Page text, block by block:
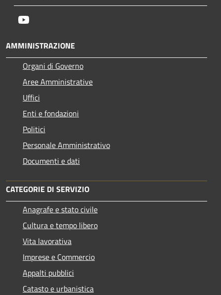
AMMINISTRAZIONE
Organi di Governo
Aree Amministrative
Uffici
Enti e fondazioni
Politici
Personale Amministrativo
Documenti e dati
CATEGORIE DI SERVIZIO
Anagrafe e stato civile
Cultura e tempo libero
Vita lavorativa
Imprese e Commercio
Appalti pubblici
Catasto e urbanistica